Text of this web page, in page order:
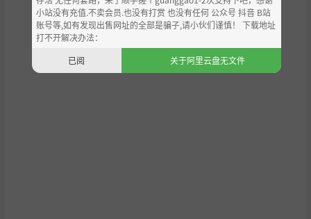
小站没有充值.不卖会员.也没有打赏 也没有任何 公众号 抖音 B站
账号等,如有发现出售网址的全部是骗子,请小伙们谨慎！ 下载地址
打不开解决办法：
已阅
关于阿里云盘无文件